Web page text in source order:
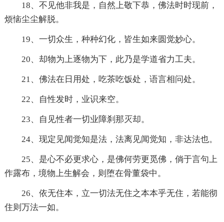
18、不见他非我是，自然上敬下恭，佛法时时现前，
烦恼尘尘解脱。
19、一切众生，种种幻化，皆生如来圆觉妙心。
20、却物为上逐物为下，此乃是学道省力工夫。
21、佛法在日用处，吃茶吃饭处，语言相问处。
22、自性发时，业识来空。
23、自见性者一切业障刹那灭却。
24、现定见闻觉知是法，法离见闻觉知，非达法也。
25、是心不必更求心，是佛何劳更觅佛，倘于言句上
作露布，境物上生解会，则堕在骨董袋中。
26、依无住本，立一切法无住之本本乎无住，若能彻
住则万法一如。